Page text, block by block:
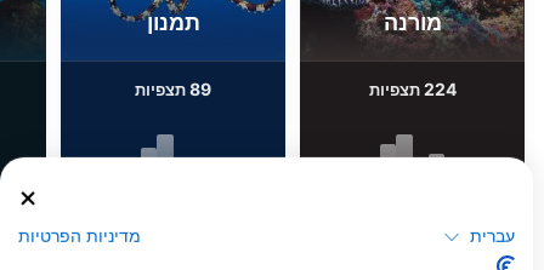
מורנה
224תצפיות
תמנון
89תצפיות
J
עברית מדיניות הפרטיות